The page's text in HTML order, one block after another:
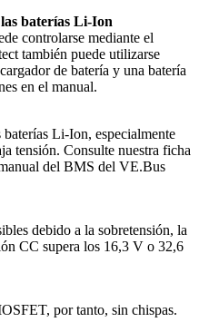
baterías Li-Ion
controlarse mediante el
también puede utilizarse
de batería y una batería
en el manual.
baterías Li-Ion, especialmente
tensión. Consulte nuestra ficha
del BMS del VE.Bus
debido a la sobretensión, la
CC supera los 16,3 V o 32,6
por tanto, sin chispas.